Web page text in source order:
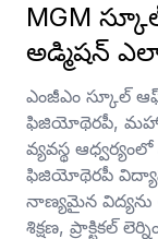
MGM
అడ్మిషన్
ఎంజీఎం స్కూల్
ఫిజియోథెరపీ,
వ్యవస్థ ఆధ్వర్యంలో
ఫిజియోథెరపీ
నాణ్యమైన
శిక్షణ, ప్రాక్టికల్